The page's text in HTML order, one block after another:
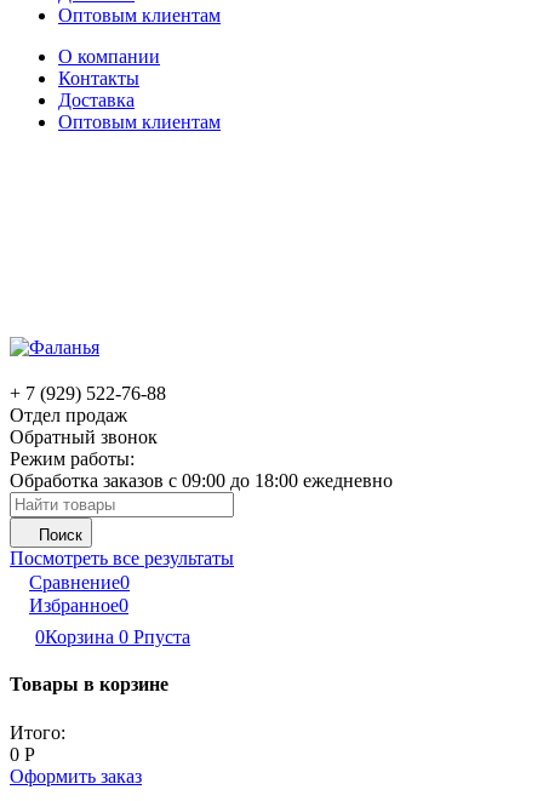
Оптовым клиентам
О компании
Контакты
Доставка
Оптовым клиентам
+ 7 (929) 522-76-88
Отдел продаж
Обратный звонок
Режим работы:
Обработка заказов с 09:00 до 18:00 ежедневно
Поиск
Посмотреть все результаты
Сравнение0
Избранное0
0Корзина 0 Рпуста
Товары в корзине
Итого:
0 Р
Оформить заказ